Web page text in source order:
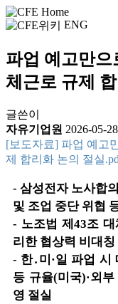
ENG
파업 예고만으
체근로 규제
글쓴이
자유기업원 2026-05-28
[보도자료] 파업 예고
제 합리화 논의 절실
- 삼성전자 노사합
및 조업 중단 위협
- 노조법 제43조
리한 협상력 비대
- 한․미·일 파업 시
등 규율(미국)·외
영 절실